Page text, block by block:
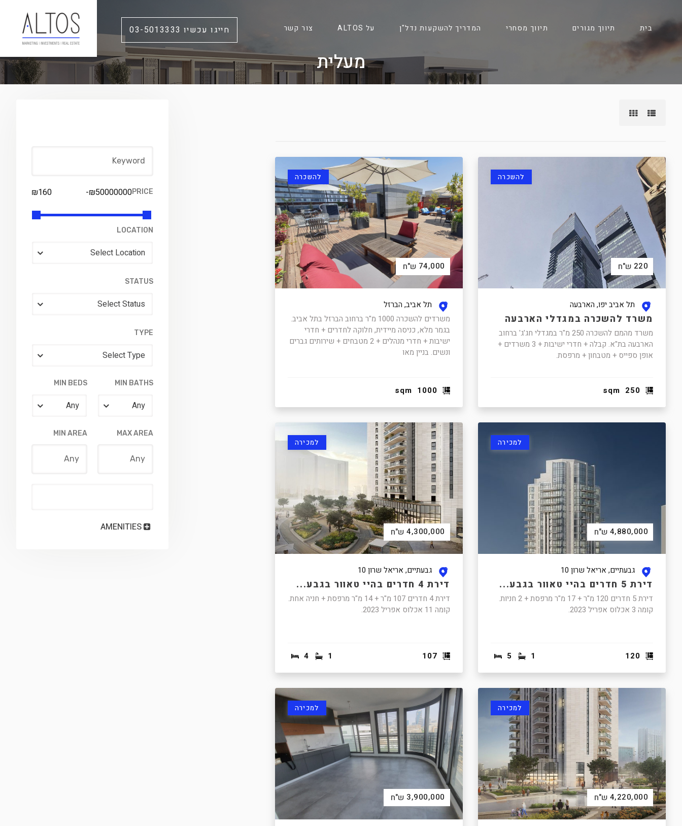
חייגו עכשיו 03-5013333 בית תיווך מגורים תיווך מסחרי המדריך להשקעות נדל"ן על ALTOS צור קשר
מעלית
PRICE
₪160 -₪50000000
LOCATION
Select Location
STATUS
Select Status
TYPE
Select Type
MIN BEDS
Any
MIN BATHS
Any
MIN AREA MAX AREA
להשכרה
220 ש"ח
תל אביב יפו, הארבעה
משרד להשכרה במגדלי הארבעה
משרד מהמם להשכרה 250 מ"ר במגדלי חג'ג' ברחוב
הארבעה בת"א. קבלה + חדרי ישיבות + 3 משרדים +
אופן ספייס + מטבחון + מרפסת.
sqm 250
להשכרה
74,000 ש"ח
תל אביב, הברזל
משרדים להשכרה 1000 מ"ר ברחוב הברזל בתל אביב.
בגמר מלא, כניסה מיידית, חלוקה לחדרים + חדרי
ישיבות + חדרי מנהלים + 2 מטבחים + שירותים גברים
ונשים. בניין מאו
sqm 1000
למכירה
4,880,000 ש"ח
גבעתיים, אריאל שרון 10
דירת 5 חדרים בהיי טאוור בגבע...
דירת 5 חדרים 120 מ"ר + 17 מ"ר מרפסת + 2 חניות.
קומה 3 אכלוס אפריל 2023.
120
5 1
למכירה
4,300,000 ש"ח
גבעתיים, אריאל שרון 10
דירת 4 חדרים בהיי טאוור בגבע...
דירת 4 חדרים 107 מ"ר + 14 מ"ר מרפסת + חניה אחת.
קומה 11 אכלוס אפריל 2023.
107
4 1
למכירה
4,220,000 ש"ח
למכירה
3,900,000 ש"ח